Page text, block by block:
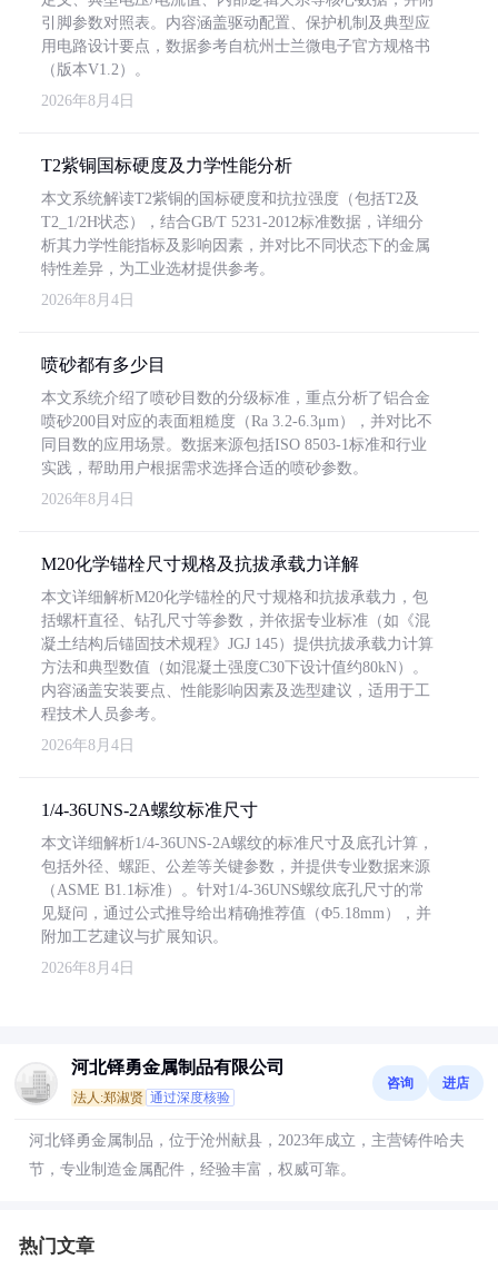
引脚参数对照表。内容涵盖驱动配置、保护机制及典型应
用电路设计要点，数据参考自杭州士兰微电子官方规格书
（版本V1.2）。
2026年8月4日
T2紫铜国标硬度及力学性能分析
本文系统解读T2紫铜的国标硬度和抗拉强度（包括T2及
T2_1/2H状态），结合GB/T 5231-2012标准数据，详细分
析其力学性能指标及影响因素，并对比不同状态下的金属
特性差异，为工业选材提供参考。
2026年8月4日
喷砂都有多少目
本文系统介绍了喷砂目数的分级标准，重点分析了铝合金
喷砂200目对应的表面粗糙度（Ra 3.2-6.3μm），并对比不
同目数的应用场景。数据来源包括ISO 8503-1标准和行业
实践，帮助用户根据需求选择合适的喷砂参数。
2026年8月4日
M20化学锚栓尺寸规格及抗拔承载力详解
本文详细解析M20化学锚栓的尺寸规格和抗拔承载力，包
括螺杆直径、钻孔尺寸等参数，并依据专业标准（如《混
凝土结构后锚固技术规程》JGJ 145）提供抗拔承载力计算
方法和典型数值（如混凝土强度C30下设计值约80kN）。
内容涵盖安装要点、性能影响因素及选型建议，适用于工
程技术人员参考。
2026年8月4日
1/4-36UNS-2A螺纹标准尺寸
本文详细解析1/4-36UNS-2A螺纹的标准尺寸及底孔计算，
包括外径、螺距、公差等关键参数，并提供专业数据来源
（ASME B1.1标准）。针对1/4-36UNS螺纹底孔尺寸的常
见疑问，通过公式推导给出精确推荐值（Φ5.18mm），并
附加工艺建议与扩展知识。
2026年8月4日
河北铎勇金属制品有限公司
法人:郑淑贤 通过深度核验
咨询 进店
河北铎勇金属制品，位于沧州献县，2023年成立，主营铸件哈夫
节，专业制造金属配件，经验丰富，权威可靠。
热门文章